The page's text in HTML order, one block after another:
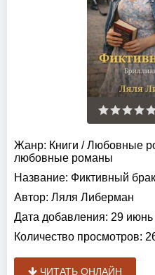
Жанр: Книги /Любовные
любовные романы
Название: Фиктивный
Автор: Ляля Либерман
Дата добавления: 29 июнь
Количество просмотров:
ЧИТАТЬ ОНЛАЙН